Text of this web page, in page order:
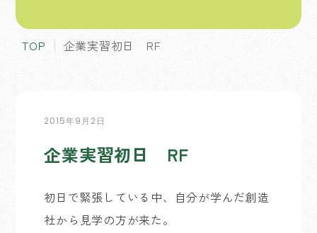
TOP 企業実習初日 RF
2015年9月2日
企業実習初日 RF
初日で緊張している中、自分が学んだ創造
社から見学の方が来た。